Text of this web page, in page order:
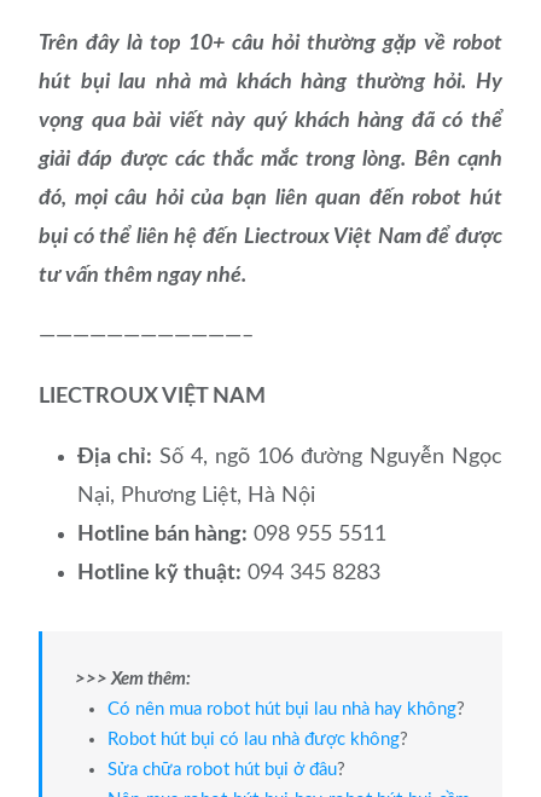
Trên đây là top 10+ câu hỏi thường gặp về robot
hút bụi lau nhà mà khách hàng thường hỏi. Hy
vọng qua bài viết này quý khách hàng đã có thể
giải đáp được các thắc mắc trong lòng. Bên cạnh
đó, mọi câu hỏi của bạn liên quan đến robot hút
bụi có thể liên hệ đến Liectroux Việt Nam để được
tư vấn thêm ngay nhé.
————————————–
LIECTROUX VIỆT NAM
Địa chỉ: Số 4, ngõ 106 đường Nguyễn Ngọc
Nại, Phương Liệt, Hà Nội
Hotline bán hàng: 098 955 5511
Hotline kỹ thuật: 094 345 8283
>>> Xem thêm:
Có nên mua robot hút bụi lau nhà hay không?
Robot hút bụi có lau nhà được không?
Sửa chữa robot hút bụi ở đâu?